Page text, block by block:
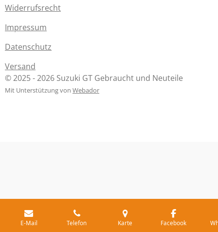
Widerrufsrecht
Impressum
Datenschutz
Versand
© 2025 - 2026 Suzuki GT Gebraucht und Neuteile
Mit Unterstützung von Webador
E-Mail Telefon Karte Facebook